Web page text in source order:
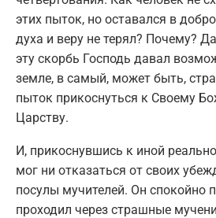
этих пыток, но оставался в
духа и веру не терял? Почему?
эту скорбь Господь давал
земле, в самый, может быть,
пыток прикоснуться к Своему
Царству.
И, прикоснувшись к иной
мог ни отказаться от своих
посулы мучителей. Он спокойно
проходил через страшные